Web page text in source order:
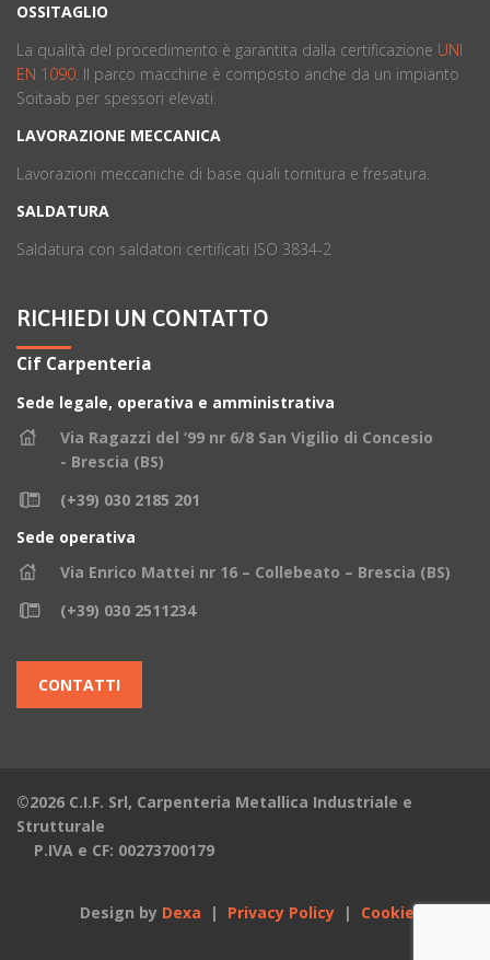
OSSITAGLIO
La qualità del procedimento è garantita dalla certificazione UNI
EN 1090 . ll parco macchine è composto anche da un impianto
Soitaab per spessori elevati.
LAVORAZIONE MECCANICA
Lavorazioni meccaniche di base quali tornitura e fresatura.
SALDATURA
Saldatura con saldatori certificati ISO 3834-2
RICHIEDI UN CONTATTO
Cif Carpenteria
Sede legale, operativa e amministrativa
Via Ragazzi del ‘99 nr 6/8 San Vigilio di Concesio
- Brescia (BS)
(+39) 030 2185 201
Sede operativa
Via Enrico Mattei nr 16 – Collebeato – Brescia (BS)
(+39) 030 2511234
CONTATTI
©2026 C.I.F. Srl, Carpenteria Metallica Industriale e
Strutturale
P.IVA e CF: 00273700179
Design by Dexa | Privacy Policy | Cookies Policy